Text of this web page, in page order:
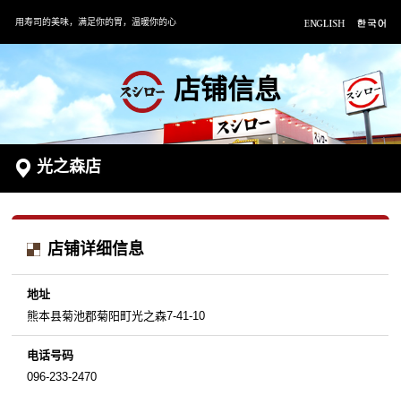
用寿司的美味，满足你的胃，温暖你的心
店铺信息
光之森店
店铺详细信息
地址
熊本县菊池郡菊阳町光之森7-41-10
电话号码
096-233-2470